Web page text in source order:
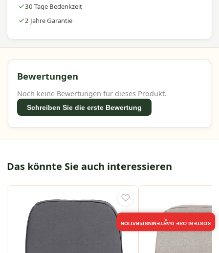
30 Tage Bedenkzeit
2 Jahre Garantie
Bewertungen
Noch keine Bewertungen für dieses Produkt.
Schreiben Sie die erste Bewertung
Das könnte Sie auch interessieren
KOSTENLOSE GARTENINSPIRATION
×